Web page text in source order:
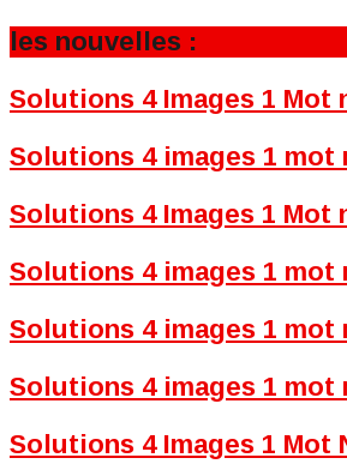
les nouvelles :
Solutions 4 Images 1 Mot
Solutions 4 images 1 mot
Solutions 4 Images 1 Mot
Solutions 4 images 1 mot
Solutions 4 images 1 mot
Solutions 4 images 1 mot
Solutions 4 Images 1 Mot